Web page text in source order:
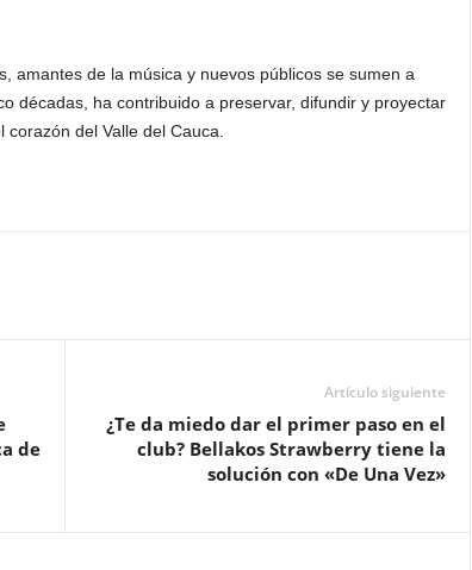
amantes de la música y nuevos públicos se sumen a
décadas, ha contribuido a preservar, difundir y proyectar
del Valle del Cauca.
de
Artículo siguiente
¿Te da miedo dar el primer paso en el
club? Bellakos Strawberry tiene la
solución con «De Una Vez»